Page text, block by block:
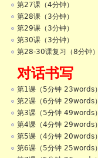
第27课（4分钟）
第28课（3分钟）
第29课（3分钟）
第30课（3分钟）
第28-30课复习（8分钟）
对话书写
第1课（5分钟 23words）
第2课（6分钟 29words）
第3课（5分钟 49words）
第4课（4分钟 29words）
第5课（4分钟 20words）
第6课（5分钟 25words）